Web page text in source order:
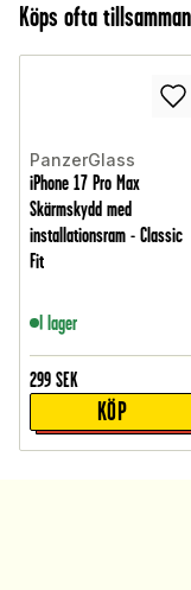
Köps ofta
PanzerGlass
iPhone 17 Pro Max
Skärmskydd med
installationsram - Classic
Fit
I lager
299 SEK
KÖP